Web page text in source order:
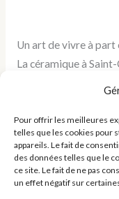
Pour offrir les meilleures
telles que les cookies pour
appareils. Le fait de
des données telles que le
ce site. Le fait de ne pas
un effet négatif sur
Un art de vivre à part
La céramique à
cette matière noble.
en font leur moteur,
Découvrir où dormir